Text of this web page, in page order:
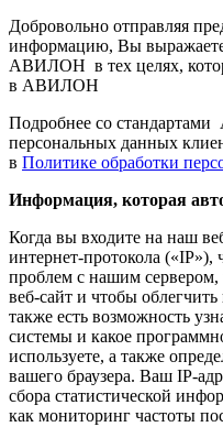
Добровольно отправляя
информацию, Вы выражаете
АВИЛОН в тех целях,
в АВИЛОН
Подробнее со
персональных данных
в Политике обработки
Информация, которая
Когда вы входите на наш
интернет-протокола («IP»),
проблем с нашим
веб-сайт и чтобы
также есть возможность
системы и какое
используете, а также
вашего браузера. Ваш IP-
сбора статистической
как мониторинг частоты